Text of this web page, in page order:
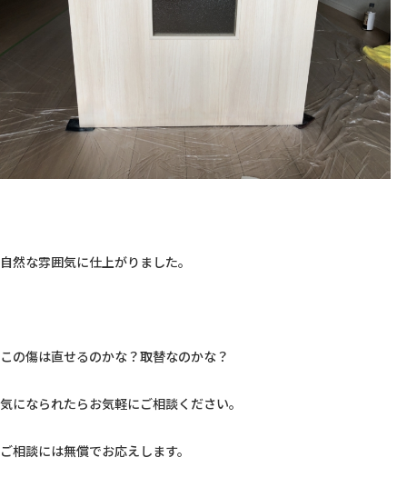
自然な雰囲気に仕上がりました。
この傷は直せるのかな？取替なのかな？
気になられたらお気軽にご相談ください。
ご相談には無償でお応えします。